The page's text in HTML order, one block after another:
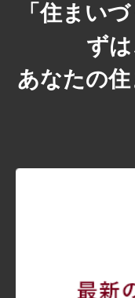
「住まい
ずは
あなたの